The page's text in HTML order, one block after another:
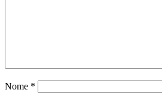
Nome *